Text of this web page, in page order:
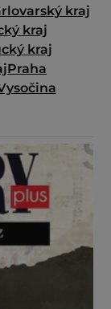
kraj
kraj
kraj
Praha